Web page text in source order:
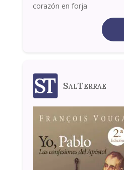
corazón en forja
SalTerrae